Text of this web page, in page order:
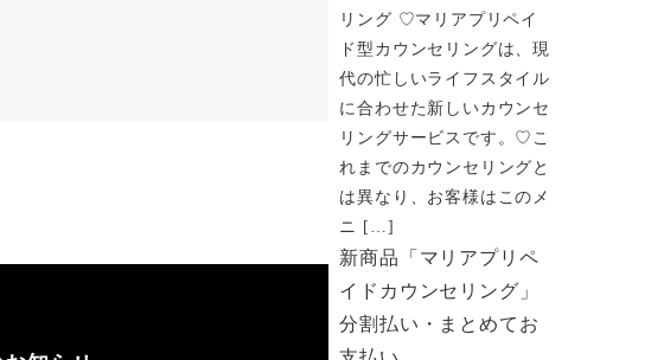
新商品「マリアプリペ
イドカウンセリング」
分割払い・まとめてお
リング ♡マリアプリペイ
ド型カウンセリングは、現
代の忙しいライフスタイル
に合わせた新しいカウンセ
リングサービスです。♡こ
れまでのカウンセリングと
は異なり、お客様はこのメ
ニ […]